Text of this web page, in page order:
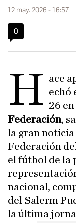
12 may. 2026 - 16:57
0
H ace
echó
26 en
Federación,
la gran noticia
Federación
el fútbol de la
nacional,
del Salerm
la última